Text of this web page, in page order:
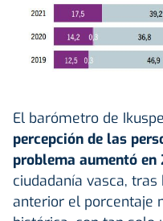
El barómetro de
percepción de las
problema aumentó en
ciudadanía vasca,
anterior el porcentaje